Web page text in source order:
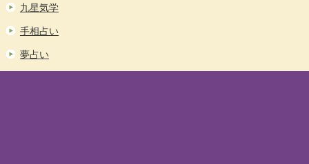
九星気学
手相占い
夢占い